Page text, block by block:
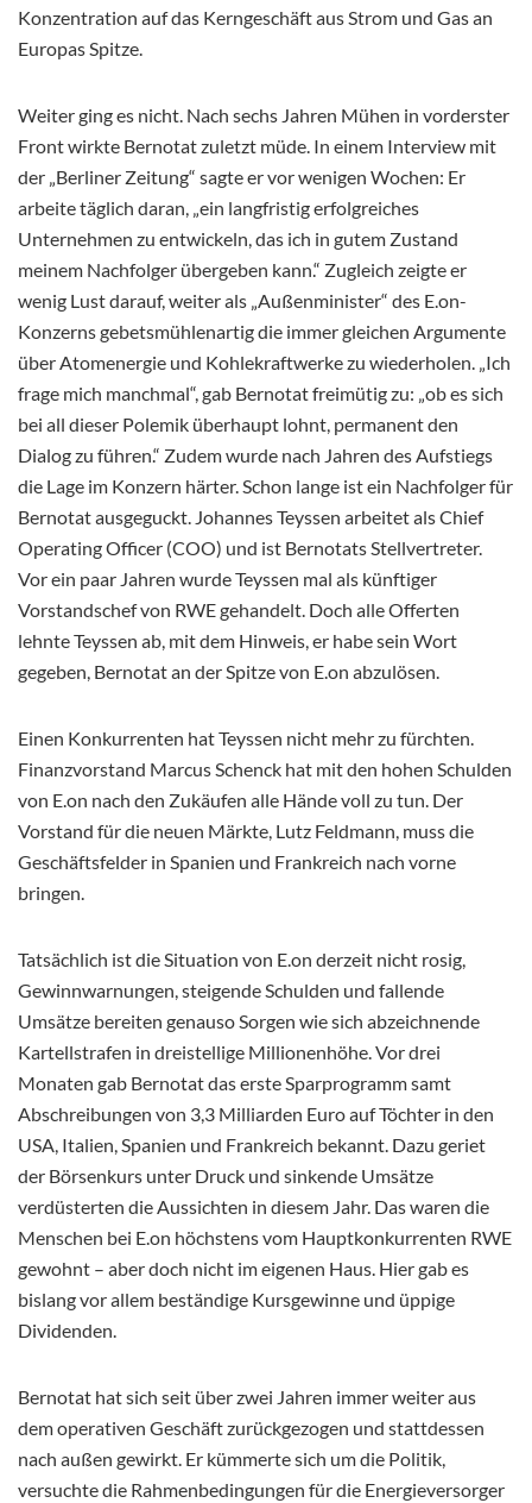
Konzentration auf das Kerngeschäft aus Strom und Gas an
Europas Spitze.
Weiter ging es nicht. Nach sechs Jahren Mühen in vorderster
Front wirkte Bernotat zuletzt müde. In einem Interview mit
der „Berliner Zeitung“ sagte er vor wenigen Wochen: Er
arbeite täglich daran, „ein langfristig erfolgreiches
Unternehmen zu entwickeln, das ich in gutem Zustand
meinem Nachfolger übergeben kann.“ Zugleich zeigte er
wenig Lust darauf, weiter als „Außenminister“ des E.on-
Konzerns gebetsmühlenartig die immer gleichen Argumente
über Atomenergie und Kohlekraftwerke zu wiederholen. „Ich
frage mich manchmal“, gab Bernotat freimütig zu: „ob es sich
bei all dieser Polemik überhaupt lohnt, permanent den
Dialog zu führen.“ Zudem wurde nach Jahren des Aufstiegs
die Lage im Konzern härter. Schon lange ist ein Nachfolger für
Bernotat ausgeguckt. Johannes Teyssen arbeitet als Chief
Operating Officer (COO) und ist Bernotats Stellvertreter.
Vor ein paar Jahren wurde Teyssen mal als künftiger
Vorstandschef von RWE gehandelt. Doch alle Offerten
lehnte Teyssen ab, mit dem Hinweis, er habe sein Wort
gegeben, Bernotat an der Spitze von E.on abzulösen.
Einen Konkurrenten hat Teyssen nicht mehr zu fürchten.
Finanzvorstand Marcus Schenck hat mit den hohen Schulden
von E.on nach den Zukäufen alle Hände voll zu tun. Der
Vorstand für die neuen Märkte, Lutz Feldmann, muss die
Geschäftsfelder in Spanien und Frankreich nach vorne
bringen.
Tatsächlich ist die Situation von E.on derzeit nicht rosig,
Gewinnwarnungen, steigende Schulden und fallende
Umsätze bereiten genauso Sorgen wie sich abzeichnende
Kartellstrafen in dreistellige Millionenhöhe. Vor drei
Monaten gab Bernotat das erste Sparprogramm samt
Abschreibungen von 3,3 Milliarden Euro auf Töchter in den
USA, Italien, Spanien und Frankreich bekannt. Dazu geriet
der Börsenkurs unter Druck und sinkende Umsätze
verdüsterten die Aussichten in diesem Jahr. Das waren die
Menschen bei E.on höchstens vom Hauptkonkurrenten RWE
gewohnt – aber doch nicht im eigenen Haus. Hier gab es
bislang vor allem beständige Kursgewinne und üppige
Dividenden.
Bernotat hat sich seit über zwei Jahren immer weiter aus
dem operativen Geschäft zurückgezogen und stattdessen
nach außen gewirkt. Er kümmerte sich um die Politik,
versuchte die Rahmenbedingungen für die Energieversorger